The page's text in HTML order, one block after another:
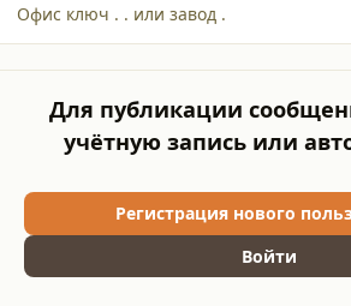
Офис ключ . . или завод .
Для публикации
учётную запись или
Регистрация нового
Войти